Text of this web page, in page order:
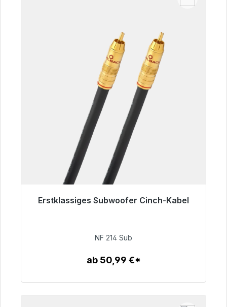
Erstklassiges Subwoofer Cinch-Kabel
94,00 €
NF 214 Sub
ab 50,99 €*